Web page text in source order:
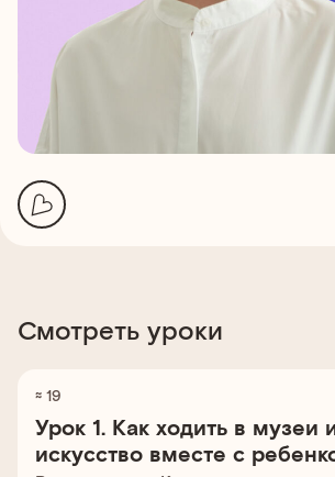
Смотреть уроки
≈ 19
Урок 1. Как ходить в музеи
искусство вместе с